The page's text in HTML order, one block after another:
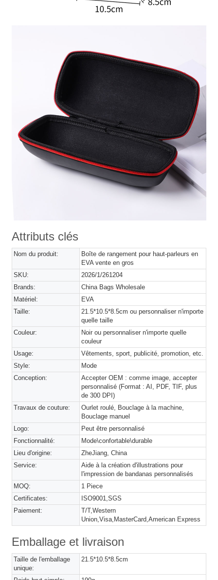
Attributs clés
Nom du produit:
Boîte de rangement pour haut-parleurs en
EVA vente en gros
SKU:
2026/1/261204
Brands:
China Bags Wholesale
Matériel:
EVA
Taille:
21.5*10.5*8.5cm ou personnaliser n'importe
quelle taille
Couleur:
Noir ou personnaliser n'importe quelle
couleur
Usage:
Vêtements, sport, publicité, promotion, etc.
Style:
Mode
Conception:
Accepter OEM : comme image, accepter
personnalisé (Format : AI, PDF, TIF, plus
de 300 DPI)
Travaux de couture:
Ourlet roulé, Bouclage à la machine,
Bouclage manuel
Logo:
Peut être personnalisé
Fonctionnalité:
Mode\confortable\durable
Lieu d'origine:
ZheJiang, China
Service:
Aide à la création d'illustrations pour
l'impression de bandanas personnalisés
MOQ:
1 Piece
Certificates:
ISO9001,SGS
Paiement:
T/T,Western
Union,Visa,MasterCard,American Express
Emballage et livraison
Taille de l'emballage
unique:
21.5*10.5*8.5cm